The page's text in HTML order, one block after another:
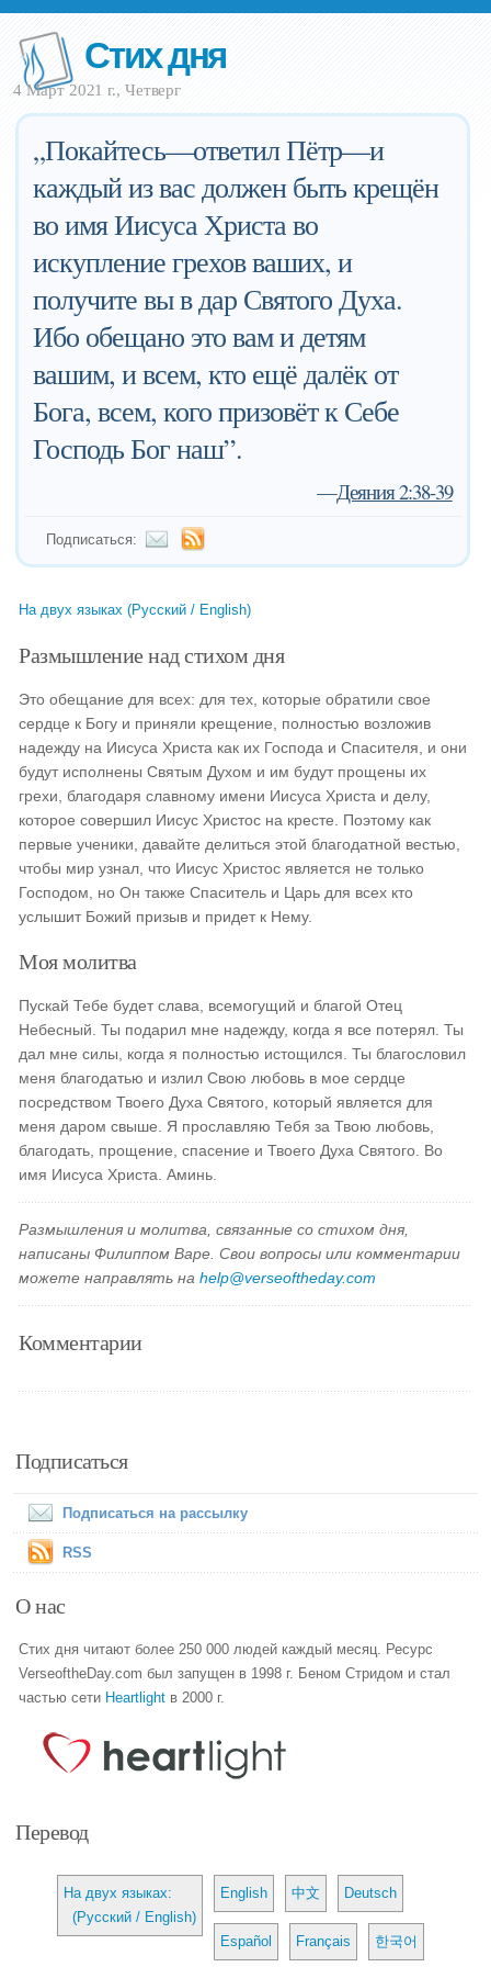
Стих дня
4 Март 2021 г., Четверг
„Покайтесь—ответил Пётр—и
каждый из вас должен быть крещён
во имя Иисуса Христа во
искупление грехов ваших, и
получите вы в дар Святого Духа.
Ибо обещано это вам и детям
вашим, и всем, кто ещё далёк от
Бога, всем, кого призовёт к Себе
Господь Бог наш”.
—Деяния 2:38-39
Подписаться:
На двух языках (Русский / English)
Размышление над стихом дня
Это обещание для всех: для тех, которые обратили свое
сердце к Богу и приняли крещение, полностью возложив
надежду на Иисуса Христа как их Господа и Спасителя, и они
будут исполнены Святым Духом и им будут прощены их
грехи, благодаря славному имени Иисуса Христа и делу,
которое совершил Иисус Христос на кресте. Поэтому как
первые ученики, давайте делиться этой благодатной вестью,
чтобы мир узнал, что Иисус Христос является не только
Господом, но Он также Спаситель и Царь для всех кто
услышит Божий призыв и придет к Нему.
Моя молитва
Пускай Тебе будет слава, всемогущий и благой Отец
Небесный. Ты подарил мне надежду, когда я все потерял. Ты
дал мне силы, когда я полностью истощился. Ты благословил
меня благодатью и излил Свою любовь в мое сердце
посредством Твоего Духа Святого, который является для
меня даром свыше. Я прославляю Тебя за Твою любовь,
благодать, прощение, спасение и Твоего Духа Святого. Во
имя Иисуса Христа. Аминь.
Размышления и молитва, связанные со стихом дня,
написаны Филиппом Варе. Свои вопросы или комментарии
можете направлять наhelp@verseoftheday.com
Комментарии
Подписаться
Подписаться на рассылку
RSS
О нас
Стих дня читают более 250 000 людей каждый месяц. Ресурс
VerseoftheDay.com был запущен в 1998 г. Беном Стридом и стал
частью сети Heartlight в 2000 г.
Перевод
На двух языках:
(Русский / English)
English 中文 Deutsch
Español Français 한국어